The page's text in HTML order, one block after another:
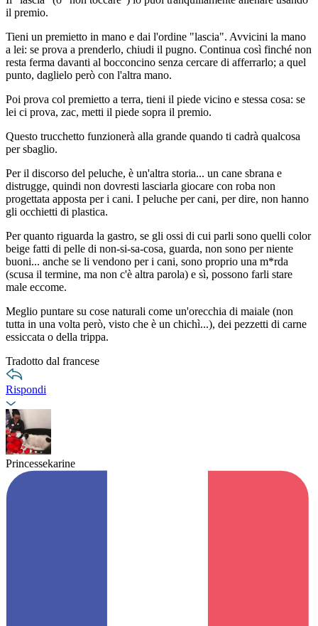
il premio.
Tieni un premietto in mano e dai l'ordine "lascia". Avvicini la mano
a lei: se prova a prenderlo, chiudi il pugno. Continua così finché non
resta ferma davanti al bocconcino senza cercare di afferrarlo; a quel
punto, daglielo però con l'altra mano.
Poi prova col premietto a terra, tieni il piede vicino e stessa cosa: se
lei ci prova, zac, metti il piede sopra il premio.
Questo trucchetto funzionerà alla grande quando ti cadrà qualcosa
per sbaglio.
Per il discorso del peluche, è un'altra storia... un cane sbrana e
distrugge, quindi non dovresti lasciarla giocare con roba non
progettata apposta per i cani. I peluche per cani, per dire, non hanno
gli occhietti di plastica.
Per quanto riguarda la gastro, se gli ossi di cui parli sono quelli color
beige fatti di pelle di non-si-sa-cosa, guarda, non sono per niente
buoni... anche se li vendono per i cani, sono proprio una m*rda
(scusa il termine, ma non c'è altra parola) e sì, possono farli stare
male eccome.
Meglio puntare su cose naturali come un'orecchia di maiale (non
tutta in una volta però, visto che è un chichì...), dei pezzetti di carne
essiccata o della trippa.
Tradotto dal francese
Rispondi
Princessekarine